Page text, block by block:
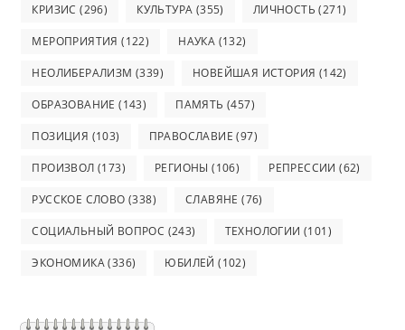
КРИЗИС (296) КУЛЬТУРА (355) ЛИЧНОСТЬ (271)
МЕРОПРИЯТИЯ (122) НАУКА (132)
НЕОЛИБЕРАЛИЗМ (339) НОВЕЙШАЯ ИСТОРИЯ (142)
ОБРАЗОВАНИЕ (143) ПАМЯТЬ (457)
ПОЗИЦИЯ (103) ПРАВОСЛАВИЕ (97)
ПРОИЗВОЛ (173) РЕГИОНЫ (106) РЕПРЕССИИ (62)
РУССКОЕ СЛОВО (338) СЛАВЯНЕ (76)
СОЦИАЛЬНЫЙ ВОПРОС (243) ТЕХНОЛОГИИ (101)
ЭКОНОМИКА(336) ЮБИЛЕЙ (102)